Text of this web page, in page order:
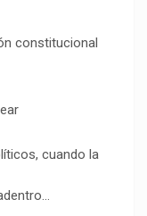
constitucional
cuando la